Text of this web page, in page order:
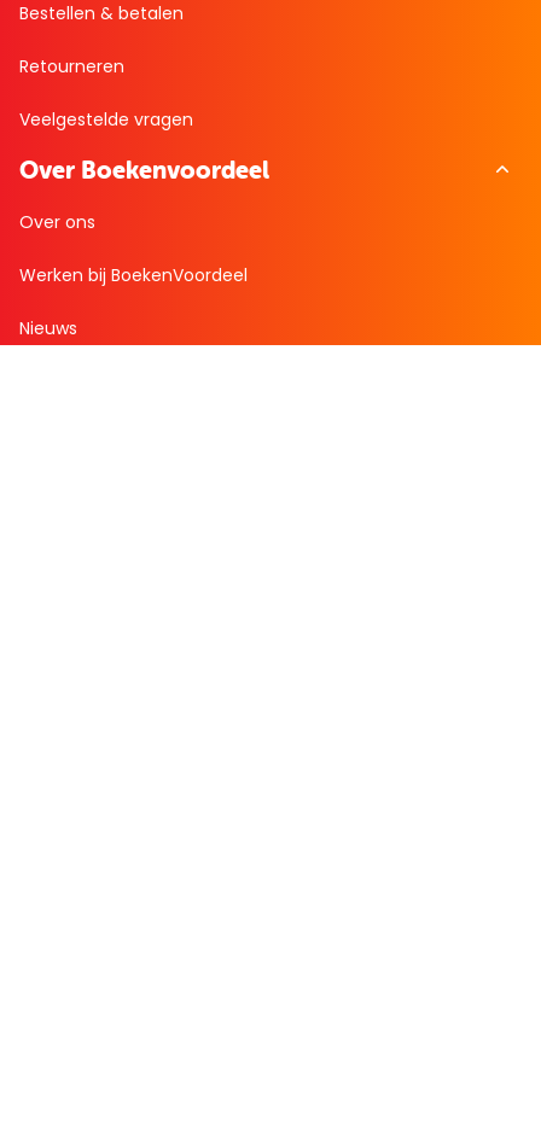
Bestellen & betalen
Retourneren
Veelgestelde vragen
Over Boekenvoordeel
Over ons
Werken bij BoekenVoordeel
Nieuws